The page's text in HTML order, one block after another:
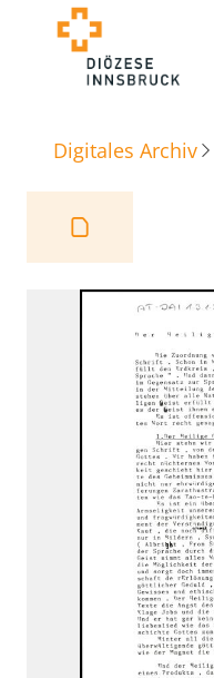
Digitales Archiv